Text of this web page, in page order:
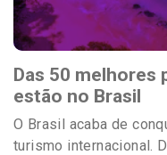
Das 50 melhores
estão no Brasil
O Brasil acaba de
turismo internacional.